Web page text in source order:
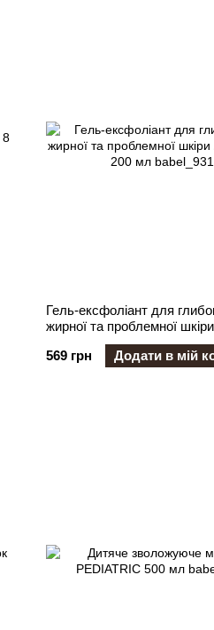
Гель-ексфоліант для
жирної та проблемної
friendly, 200 мл
569 грн
Додати в мій